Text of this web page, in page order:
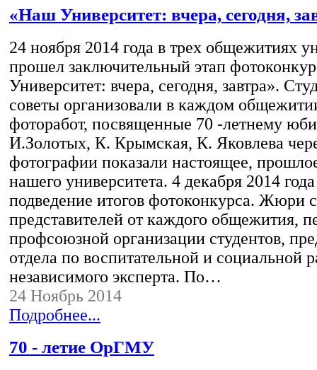
«Наш Университет: вчера, сегодня,
24 ноября 2014 года в трех общежитиях
прошел заключительный этап
Университет: вчера, сегодня, завтра».
советы организовали в каждом
фоторабот, посвященные 70 -летнему
И.Золотых, К. Крымская, К. Яковлева
фотографии показали настоящее,
нашего университета. 4 декабря 2014
подведение итогов фотоконкурса. Жюри
представителей от каждого общежития,
профсоюзной организации студентов,
отдела по воспитательной и социальной
независимого эксперта. По…
24 Ноябрь 2014
Подробнее...
70 - летие ОрГМУ